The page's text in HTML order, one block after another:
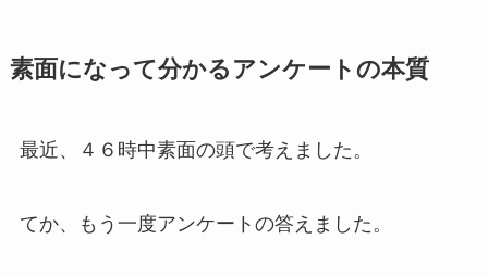
素面になって分かるアンケートの本質
最近、４６時中素面の頭で考えました。
てか、もう一度アンケートの答えました。